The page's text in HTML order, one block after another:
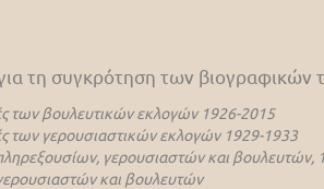
τη συγκρότηση των βιογραφικών
των βουλευτικών εκλογών 1926-2015
των γερουσιαστικών εκλογών 1929-1933
γερουσιαστών και βουλευτών,
και βουλευτών